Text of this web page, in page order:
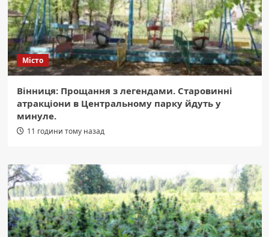
Місто
Вінниця: Прощання з легендами. Старовинні
атракціони в Центральному парку йдуть у
минуле.
11 години тому назад